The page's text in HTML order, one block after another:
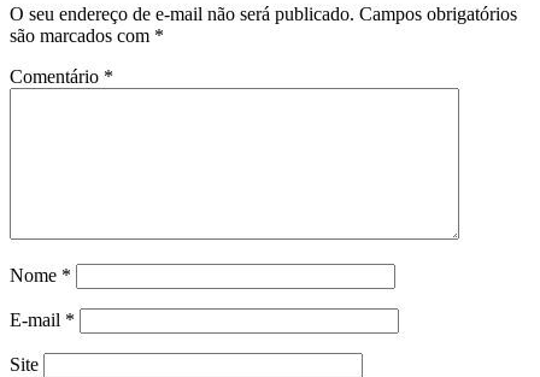
O seu endereço de e-mail não será publicado. Campos obrigatórios
são marcados com *
Comentário *
Nome *
E-mail *
Site